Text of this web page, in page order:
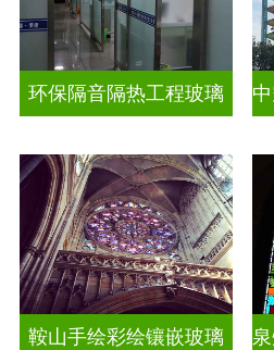
环保隔音隔热工程玻璃
鞍山手绘彩绘镶嵌玻璃